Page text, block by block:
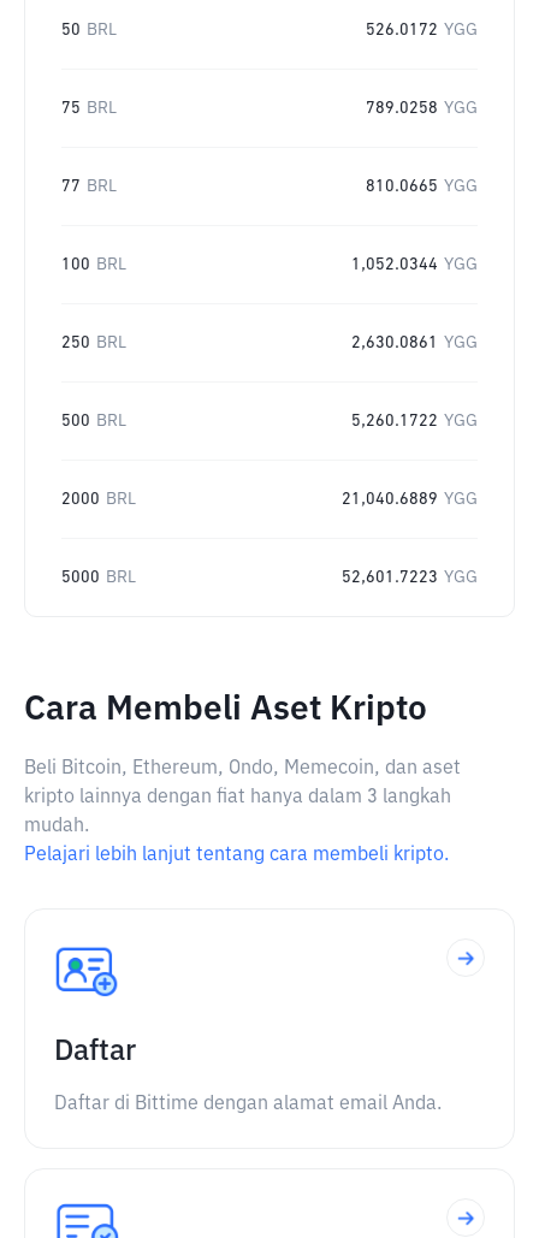
50 BRL 526.0172 YGG
75 BRL 789.0258 YGG
77 BRL 810.0665 YGG
100 BRL 1,052.0344 YGG
250 BRL 2,630.0861 YGG
500 BRL 5,260.1722 YGG
2000 BRL 21,040.6889 YGG
5000 BRL 52,601.7223 YGG
Cara Membeli Aset Kripto
Beli Bitcoin, Ethereum, Ondo, Memecoin, dan aset
kripto lainnya dengan fiat hanya dalam 3 langkah
mudah.
Pelajari lebih lanjut tentang cara membeli kripto.
Daftar
Daftar di Bittime dengan alamat email Anda.